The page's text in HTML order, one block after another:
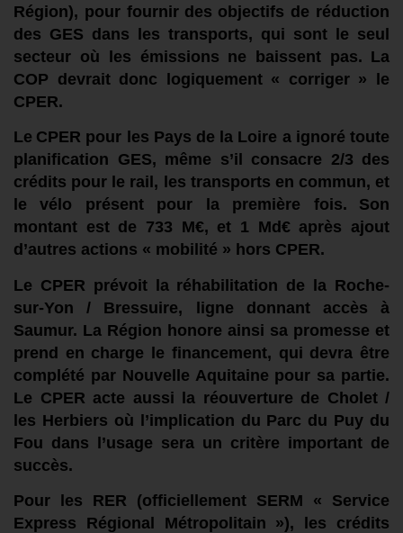
Région), pour fournir d es objectifs de réduction
des GES dans les transports, qui sont
le seul
secteur où les émissions ne baissent pas. La
COP devrait donc logiquement « corriger » le
CPER.
Le CPER pour les Pays de la Loire a ignoré toute
planification GES, même s’il consacre 2/3 des
crédits pour le rail, les transports en commun, et
le vélo présent pour la première fois.
Son
montant est de 733 M€, et 1 Md€ après ajout
d’autres actions « mobilité » hors CPER.
Le CPER prévoit la réhabilitation de la Roche-
sur-Yon / Bressuire, ligne donnant accès à
Saumur. La Région honore ainsi sa promesse et
prend en charge le financement, qui devra être
complété par Nouvelle Aquitaine pour sa partie.
Le CPER acte aussi la réouverture de Cholet /
les Herbiers où l’implication du Parc du Puy du
Fou dans l’usage sera un critère important de
succès.
Pour l es RER (officiellement SERM « Service
Express Régional Métropolitain »), les crédits